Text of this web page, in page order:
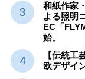
和紙作家
よる照明
EC「
始。
【伝統工
欧デザイ